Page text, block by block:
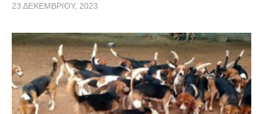
23 ΔΕΚΕΜΒΡΊΟΥ, 2023